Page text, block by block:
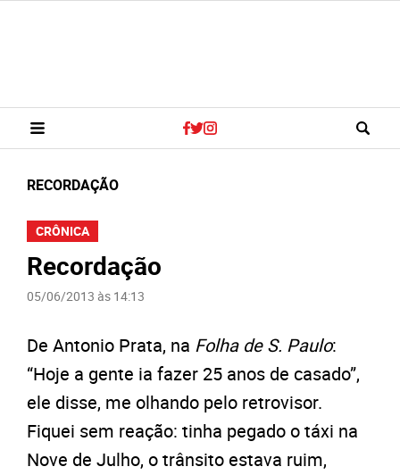
RECORDAÇÃO
CRÔNICA
Recordação
05/06/2013 às 14:13
De Antonio Prata, na Folha de S. Paulo:
“Hoje a gente ia fazer 25 anos de casado”,
ele disse, me olhando pelo retrovisor.
Fiquei sem reação: tinha pegado o táxi na
Nove de Julho, o trânsito estava ruim,